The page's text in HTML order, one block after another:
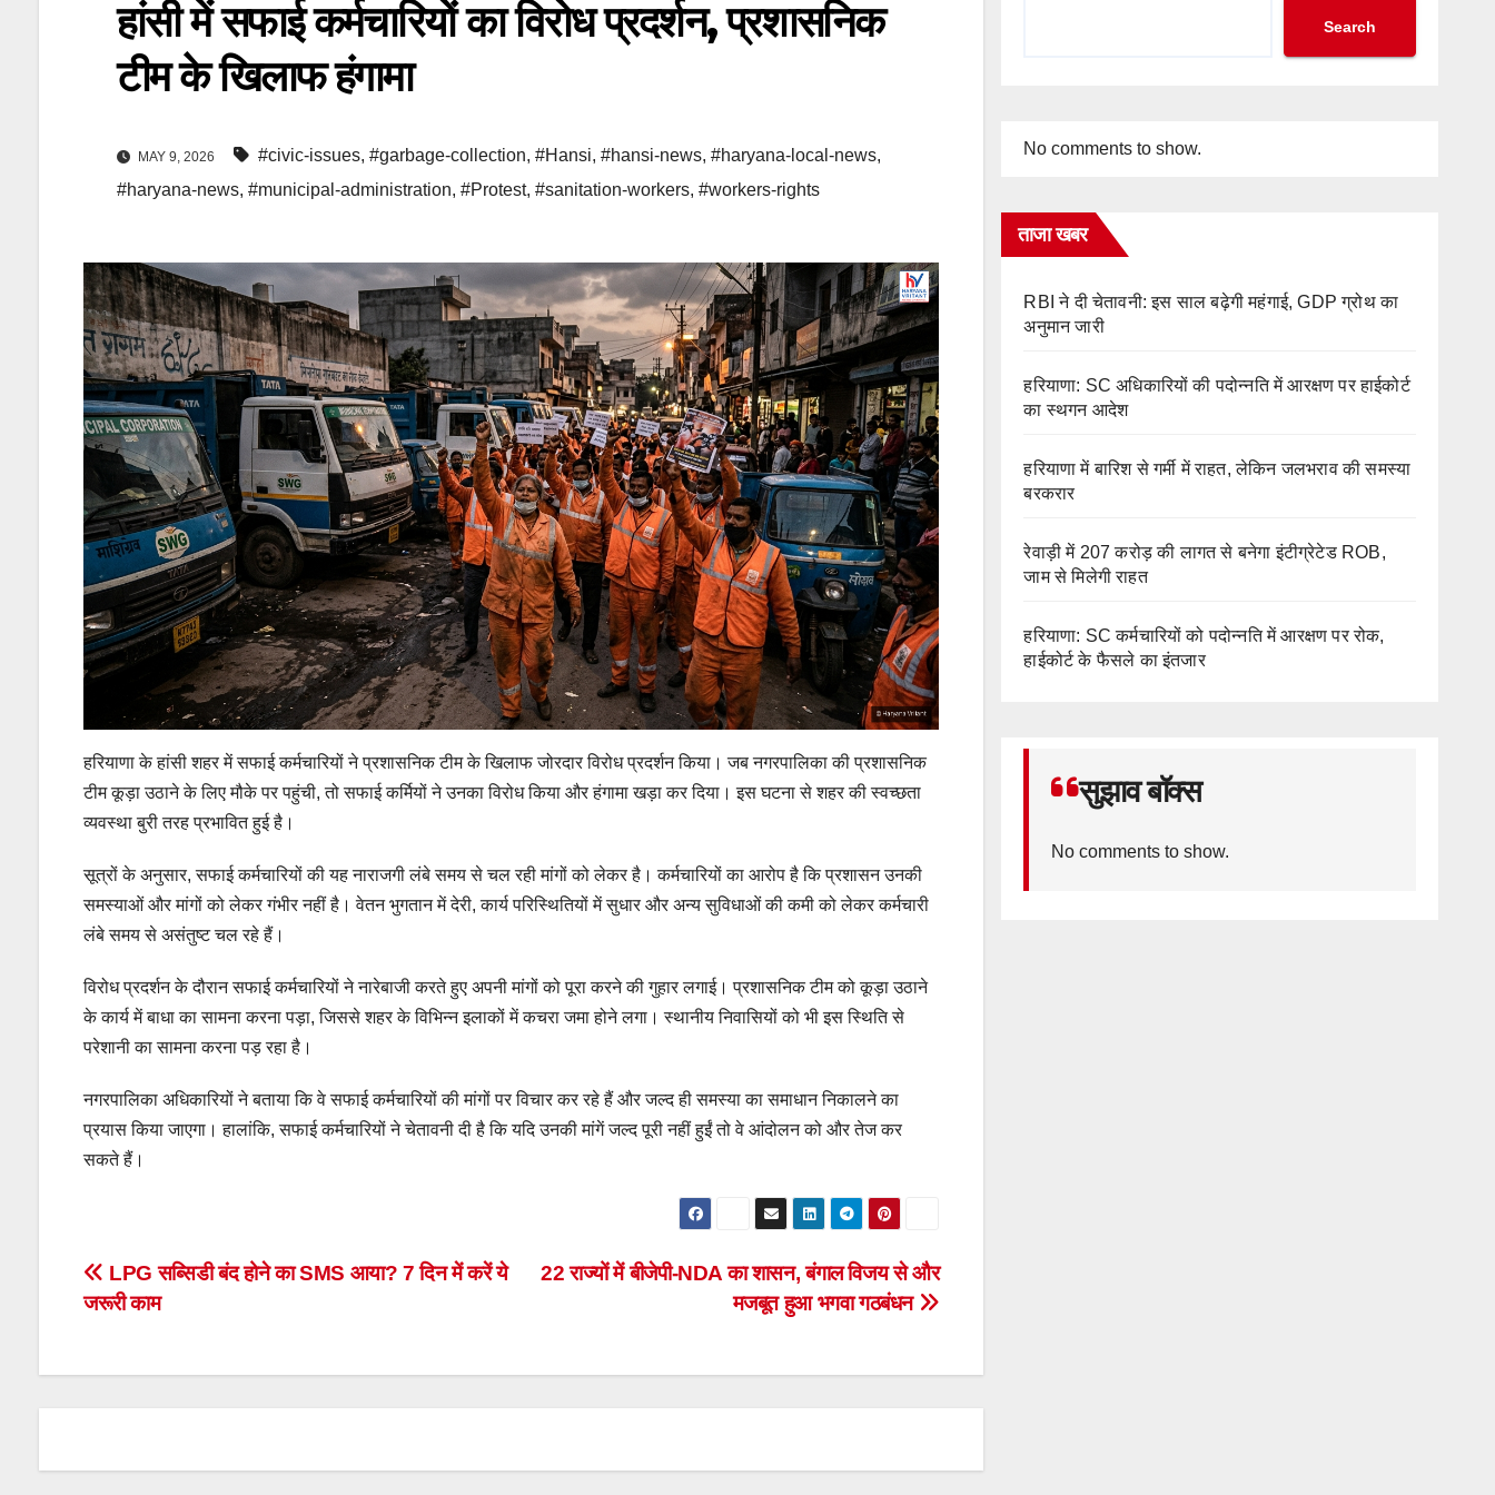
हांसी में सफाई कर्मचारियों का विरोध प्रदर्शन, प्रशासनिक
टीम के खिलाफ हंगामा
MAY 9, 2026 #civic-issues, #garbage-collection, #Hansi, #hansi-news, #haryana-local-news,
#haryana-news, #municipal-administration, #Protest, #sanitation-workers, #workers-rights
हरियाणा के हांसी शहर में सफाई कर्मचारियों ने प्रशासनिक टीम के खिलाफ जोरदार विरोध प्रदर्शन किया। जब नगरपालिका की प्रशासनिक
टीम कूड़ा उठाने के लिए मौके पर पहुंची, तो सफाई कर्मियों ने उनका विरोध किया और हंगामा खड़ा कर दिया। इस घटना से शहर की स्वच्छता
व्यवस्था बुरी तरह प्रभावित हुई है।
सूत्रों के अनुसार, सफाई कर्मचारियों की यह नाराजगी लंबे समय से चल रही मांगों को लेकर है। कर्मचारियों का आरोप है कि प्रशासन उनकी
समस्याओं और मांगों को लेकर गंभीर नहीं है। वेतन भुगतान में देरी, कार्य परिस्थितियों में सुधार और अन्य सुविधाओं की कमी को लेकर कर्मचारी
लंबे समय से असंतुष्ट चल रहे हैं।
विरोध प्रदर्शन के दौरान सफाई कर्मचारियों ने नारेबाजी करते हुए अपनी मांगों को पूरा करने की गुहार लगाई। प्रशासनिक टीम को कूड़ा उठाने
के कार्य में बाधा का सामना करना पड़ा, जिससे शहर के विभिन्न इलाकों में कचरा जमा होने लगा। स्थानीय निवासियों को भी इस स्थिति से
परेशानी का सामना करना पड़ रहा है।
नगरपालिका अधिकारियों ने बताया कि वे सफाई कर्मचारियों की मांगों पर विचार कर रहे हैं और जल्द ही समस्या का समाधान निकालने का
प्रयास किया जाएगा। हालांकि, सफाई कर्मचारियों ने चेतावनी दी है कि यदि उनकी मांगें जल्द पूरी नहीं हुईं तो वे आंदोलन को और तेज कर
सकते हैं।
Post
navigation
22 राज्यों में बीजेपी-NDA का शासन, बंगाल विजय से और
मजबूत हुआ भगवा गठबंधन
LPG सब्सिडी बंद होने का SMS आया? 7 दिन में करें ये
जरूरी काम
Search
No comments to show.
ताजा खबर
RBI ने दी चेतावनी: इस साल बढ़ेगी महंगाई, GDP ग्रोथ का
अनुमान जारी
हरियाणा: SC अधिकारियों की पदोन्नति में आरक्षण पर हाईकोर्ट
का स्थगन आदेश
हरियाणा में बारिश से गर्मी में राहत, लेकिन जलभराव की समस्या
बरकरार
रेवाड़ी में 207 करोड़ की लागत से बनेगा इंटीग्रेटेड ROB,
जाम से मिलेगी राहत
हरियाणा: SC कर्मचारियों को पदोन्नति में आरक्षण पर रोक,
हाईकोर्ट के फैसले का इंतजार
सुझाव बॉक्स
No comments to show.